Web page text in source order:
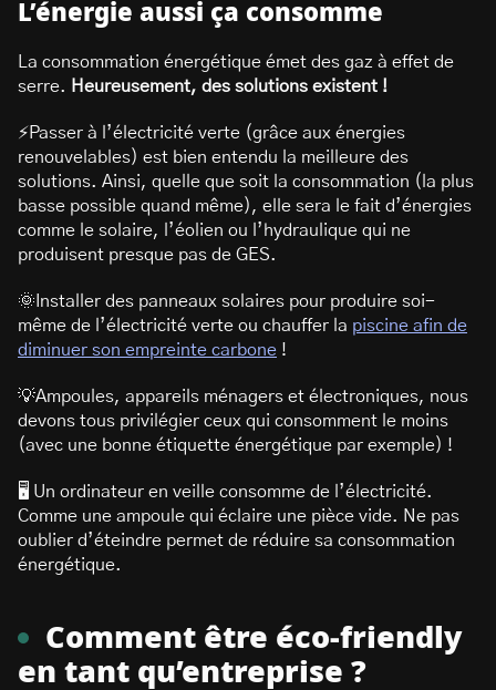
L’énergie aussi ça consomme
La consommation énergétique émet des gaz à effet de
serre. Heureusement, des solutions existent !
⚡Passer à l’électricité verte (grâce aux énergies
renouvelables) est bien entendu la meilleure des
solutions. Ainsi, quelle que soit la consommation (la plus
basse possible quand même), elle sera le fait d’énergies
comme le solaire, l’éolien ou l’hydraulique qui ne
produisent presque pas de GES.
🌞Installer des panneaux solaires pour produire soi-
même de l’électricité verte ou chauffer la piscine afin de
diminuer son empreinte carbone !
💡Ampoules, appareils ménagers et électroniques, nous
devons tous privilégier ceux qui consomment le moins
(avec une bonne étiquette énergétique par exemple) !
🖥️ Un ordinateur en veille consomme de l’électricité.
Comme une ampoule qui éclaire une pièce vide. Ne pas
oublier d’éteindre permet de réduire sa consommation
énergétique.
Comment être éco-friendly
en tant qu’entreprise ?